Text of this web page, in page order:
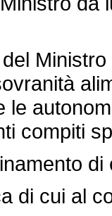
Ministro
le
compiti
di
cui al